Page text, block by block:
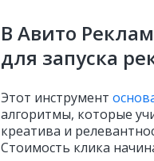
В Авито
для запуска
Этот инструмент
алгоритмы, которые
креатива и
Стоимость клика